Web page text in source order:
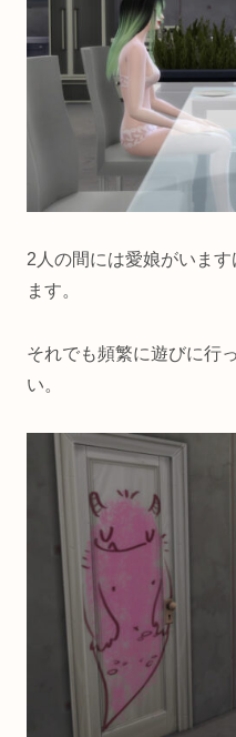
2人の間には愛娘がいま
ます。
それでも頻繁に遊びに行
い。